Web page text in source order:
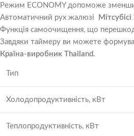
Режим ECONOMY допоможе
Автоматичний рух жалюзі
Функція самоочищення, що
Завдяки таймеру ви можете
Країна-виробник Thailand.
Тип
Холодопродуктивність, кВт
Теплопродуктивність, кВт